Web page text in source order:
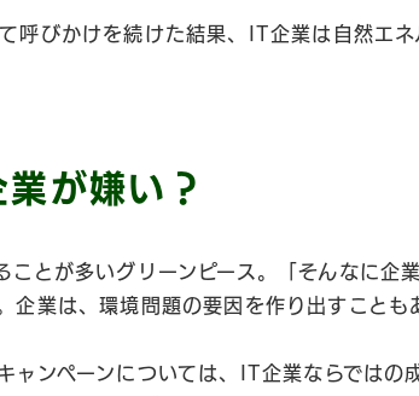
呼びかけを続けた結果、IT企業は自然エネ
が嫌い？
ことが多いグリーンピース。「そんなに企
企業は、環境問題の要因を作り出すことも
ャンペーンについては、IT企業ならではの